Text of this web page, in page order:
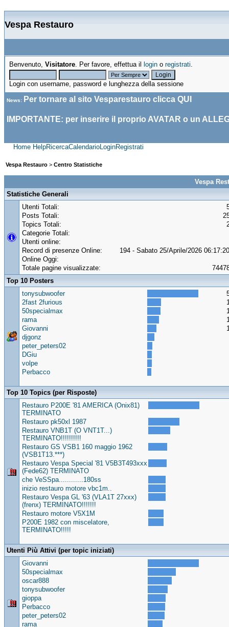
Vespa Restauro
Benvenuto, Visitatore. Per favore, effettua il login o registrati.
Login con username, password e lunghezza della sessione
News: Per tornare al sito Vesparestauro clicca QUI
IMPORTANTE: per inserire il proprio AVATAR o un
Home HelpRicercaCalendarioLoginRegistrati
Vespa Restauro > Centro Statistiche
Vespa
Statistiche Generali
Utenti Totali:
Posts Totali:
Topics Totali:
Categorie Totali:
Utenti online:
Record di presenze Online:
194 - Sabato 25/Aprile/2026
Online Oggi:
Totale pagine visualizzate:
Top 10 Posters
tonysubwoofer
2fast 2furious
50specialmax
rama
Giovanni
djgonz
peter_peters02
DGiu
volpe
Perbacco
Top 10 Topics (per Risposte)
Restauro P200E '81 AMERICA (Onix81)
TERMINATO
Restauro pk50xl 1987
Restauro VNB1T (O VNT1T...)
TERMINATO!!!!!!!!!!
Restauro GS VSB1 160 maggio 1962
(VSB1T13.***)
Restauro Vespa Special '81 V5B3T493xxx
(Fede62) TERMINATO
che VeSSpa............180ss
inizio restauro motore vbc1m..
Restauro Vespa GL '63 (VLA1T 27xxx)
(frenx) TERMINATO!!!!!!!
Restauro motore V5X1M
P200E 1982 con miscelatore,
TERMINATO!!!!!
Utenti Più Attivi (per topic iniziati)
Giovanni
50specialmax
oscar888
tonysubwoofer
gioppa
Perbacco
peter_peters02
rama